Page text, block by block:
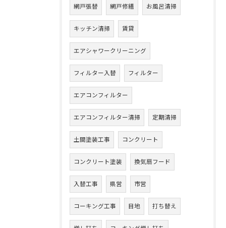
網戸張替 網戸修繕 お風呂清掃
キッチン清掃 賃貸
エアシャワークリーニング
フィルター入替 フィルター
エアコンフィルター
エアコンフィルター清掃 定期清掃
土間塗装工事 コンクリート
コンクリート塗装 換気扇フード
入替工事 県営 市営
コーキング工事 目地 打ち替え